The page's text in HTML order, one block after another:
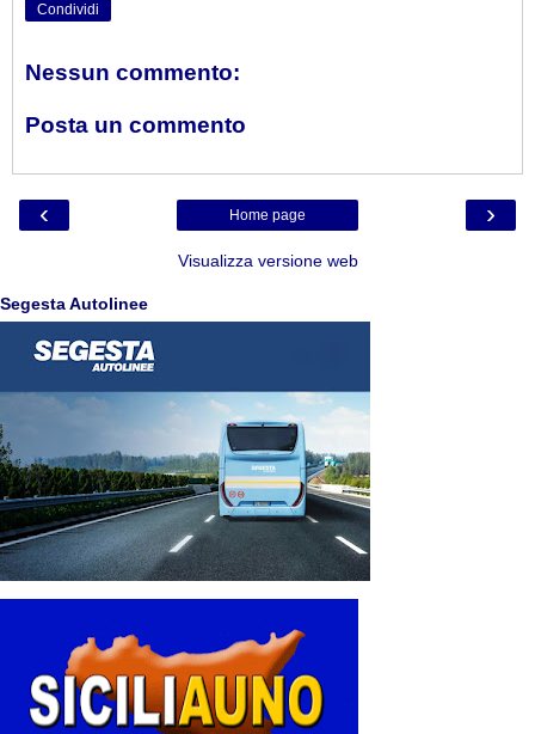
Condividi
Nessun commento:
Posta un commento
‹ ›
Home page
Visualizza versione web
Segesta Autolinee